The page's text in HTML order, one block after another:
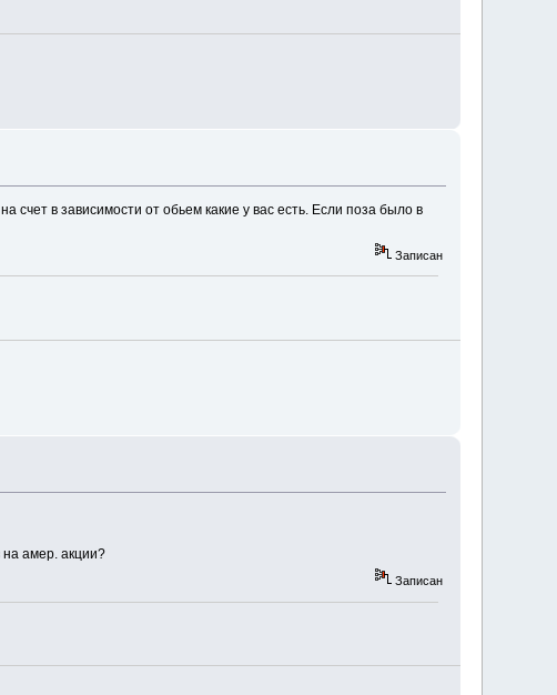
счет в зависимости от обьем какие у вас есть. Если поза было в
Записан
на амер. акции?
Записан